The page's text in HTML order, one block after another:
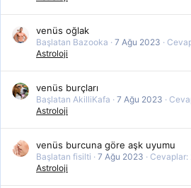
venüs oğlak
Başlatan Bazooka 7 Ağu 2023
Astroloji
venüs burçları
Başlatan AkilliKafa 7 Ağu 2023
Astroloji
venüs burcuna göre aşk uyumu
Başlatan fisilti 7 Ağu 2023
Cevaplar:
Astroloji